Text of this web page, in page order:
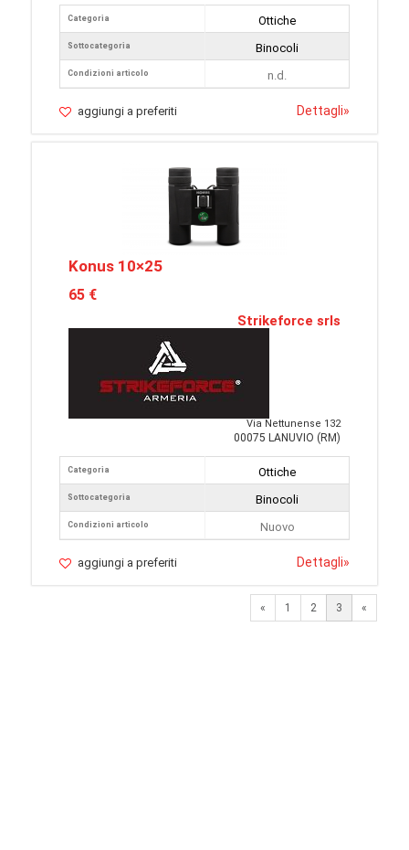
Categoria
Sottocategoria
Condizioni articolo
Ottiche
Binocoli
n.d.
aggiungi a preferiti Dettagli»
Konus 10×25
65 €
Strikeforce srls
Via Nettunense 132
00075 LANUVIO (RM)
Categoria
Sottocategoria
Condizioni articolo
Ottiche
Binocoli
Nuovo
aggiungi a preferiti Dettagli»
« Previous
1 2 3 «